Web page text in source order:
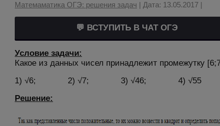
Матемаматика ОГЭ: решения задач | Дата: 13.05.2017 |
💬 ВСТУПИТЬ В ЧАТ ОГЭ
Условие задачи:
Какое из данных чисел принадлежит промежутку
1) √6; 2) √7; 3) √46; 4) √55
Решение: